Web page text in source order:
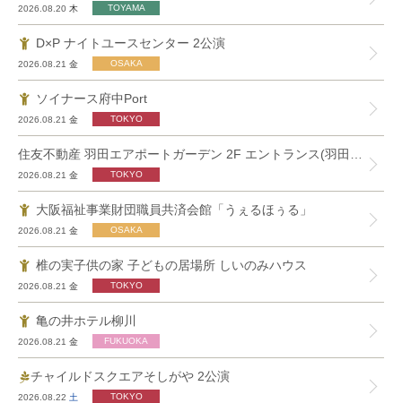
2026.08.20 木
D×P ナイトユースセンター 2公演
2026.08.21 金
ソイナース府中Port
2026.08.21 金
2026.08.21 金
大阪福祉事業財団職員共済会館「うぇるほぅる」
2026.08.21 金
椎の実子供の家 子どもの居場所 しいのみハウス
2026.08.21 金
亀の井ホテル柳川
2026.08.21 金
チャイルドスクエアそしがや 2公演
2026.08.22 土